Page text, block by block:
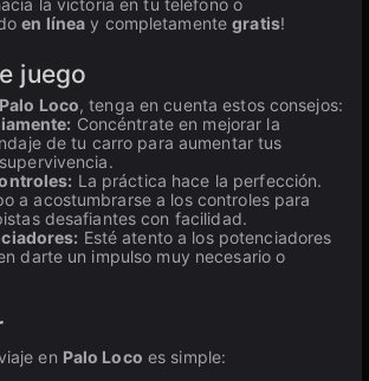
la victoria en tu teléfono o
en línea y completamentegratis!
juego
Palo Loco, tenga en cuenta estos consejos:
Concéntrate en mejorar la
de tu carro para aumentar tus
La práctica hace la perfección.
a acostumbrarse a los controles para
desafiantes con facilidad.
Esté atento a los potenciadores
darte un impulso muy necesario o
en Palo Loco es simple: